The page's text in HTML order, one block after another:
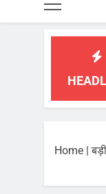
Home |